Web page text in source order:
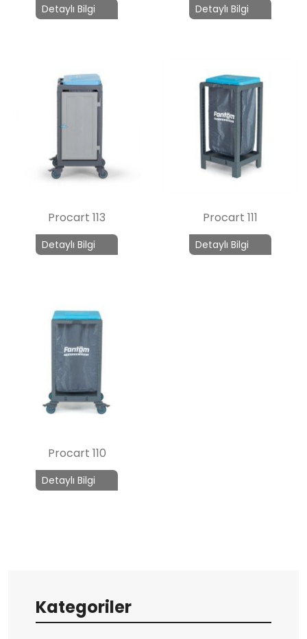
Kategoriler
Detaylı Bilgi Detaylı Bilgi
Procart 113
Detaylı Bilgi
Procart 111
Detaylı Bilgi
Procart 110
Detaylı Bilgi